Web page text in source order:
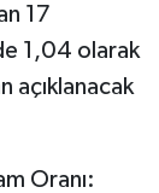
17
1,04 olarak
açıklanacak
Oranı: